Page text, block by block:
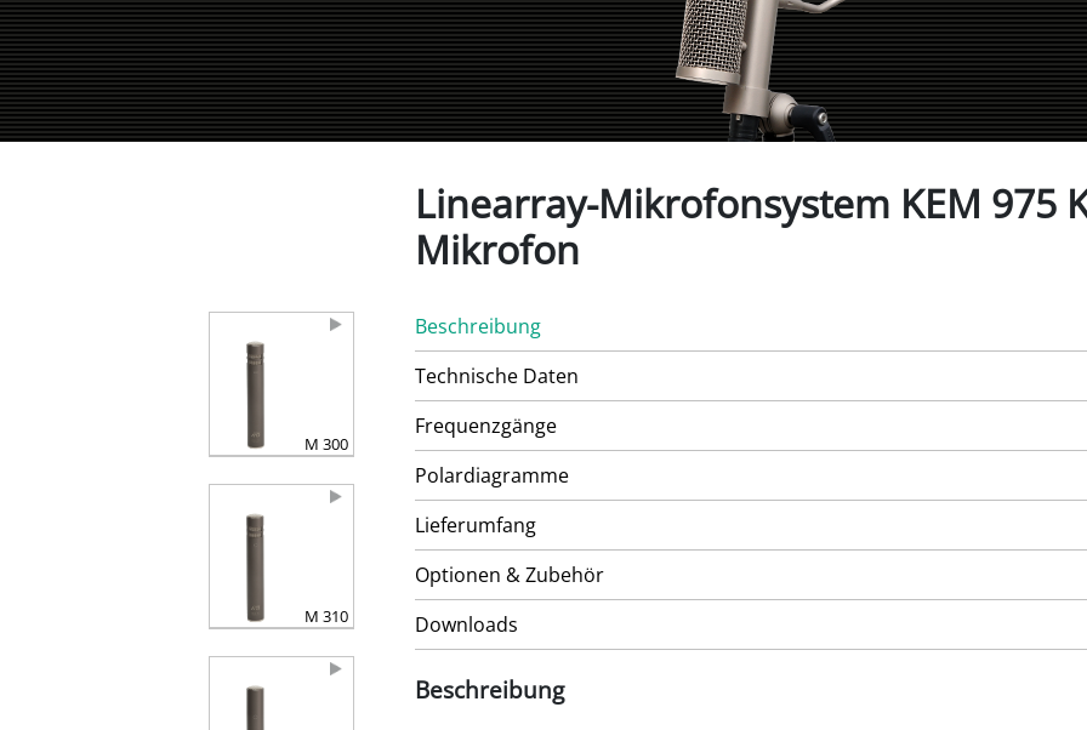
Linearray-Mikrofonsystem KEM 975
Mikrofon
M 300
M 310
Beschreibung
Technische Daten
Frequenzgänge
Polardiagramme
Lieferumfang
Optionen & Zubehör
Downloads
Beschreibung